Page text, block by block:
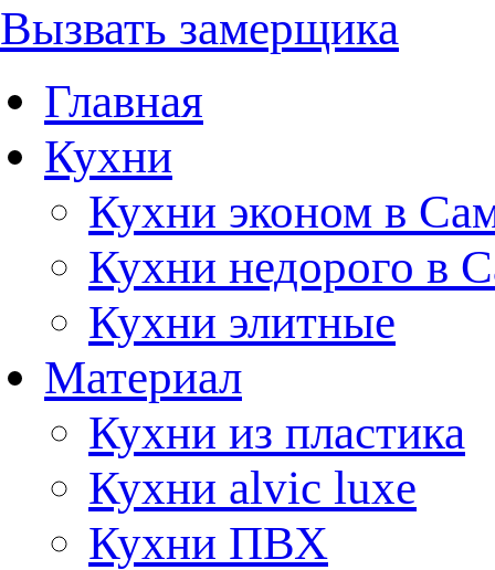
Вызвать замерщика
Главная
Кухни
Кухни эконом в
Кухни недорого в
Кухни элитные
Материал
Кухни из пластика
Кухни alvic luxe
Кухни ПВХ